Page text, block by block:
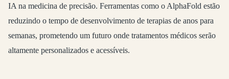
IA na medicina de precisão. Ferramentas como o AlphaFold estão
reduzindo o tempo de desenvolvimento de terapias de anos para
semanas, prometendo um futuro onde tratamentos médicos serão
altamente personalizados e acessíveis.